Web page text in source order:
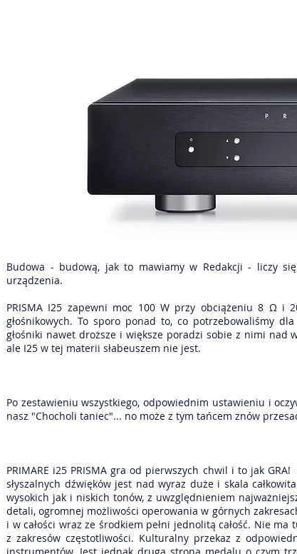
Budowa - budową, jak to mawiamy w Redakcji - liczy
urządzenia.
PRISMA I25 zapewni moc 100 W przy obciążeniu 8 Ω i
głośnikowych. To sporo ponad to, co potrzebowaliśmy
głośniki nawet droższe i większe poradzi sobie z nimi nad
ale I25 w tej materii słabeuszem nie jest.
Po zestawieniu wszystkiego, odpowiednim ustawieniu i
nasz "Chocholi taniec"... no może z tym tańcem znów
PRIMARE i25 PRISMA gra od pierwszych chwil i to jak
słyszalnych dźwięków jest nad wyraz duże i skala
wysokich jak i niskich tonów, z uwzględnieniem
detali, ogromnej możliwości operowania w górnych
i w całości wraz ze środkiem pełni jednolitą całość. Nie
z zakresów częstotliwości. Kulturalny przekaz z